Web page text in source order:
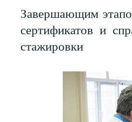
Завершающим
сертификатов и
стажировки